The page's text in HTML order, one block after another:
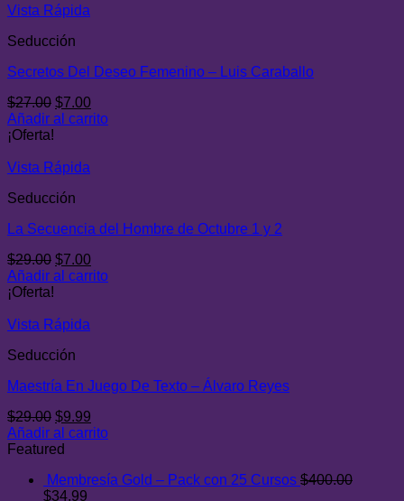
$29.00.
Vista Rápida
Seducción
Secretos Del Deseo Femenino – Luis Caraballo
$27.00 El
precio
$27.00.
$7.00El
precio
Añadir al carrito
¡Oferta!
Vista Rápida
Seducción
La Secuencia del Hombre de Octubre 1 y 2
$29.00 El
precio
$29.00.
$7.00El
precio
Añadir al carrito
¡Oferta!
Vista Rápida
Seducción
Maestría En Juego De Texto – Álvaro Reyes
$29.00 El
precio
original
$29.00.
$9.99
precio
$9.99.
Añadir al carrito
Featured
Membresía Gold – Pack con 25 Cursos $400.00
El
$34.99